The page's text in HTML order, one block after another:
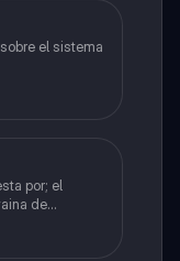
el sistema
por; el
de
de
botón